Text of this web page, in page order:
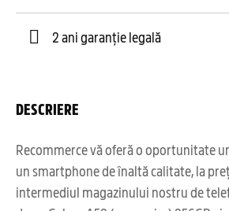
2 ani garanție legală
DESCRIERE
Recommerce vă oferă o oportunitate
un smartphone de înaltă calitate, la
intermediul magazinului nostru de